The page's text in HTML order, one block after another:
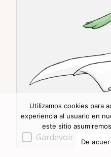
Gardevoir
Utilizamos cookies para
experiencia al usuario en
este sitio
De